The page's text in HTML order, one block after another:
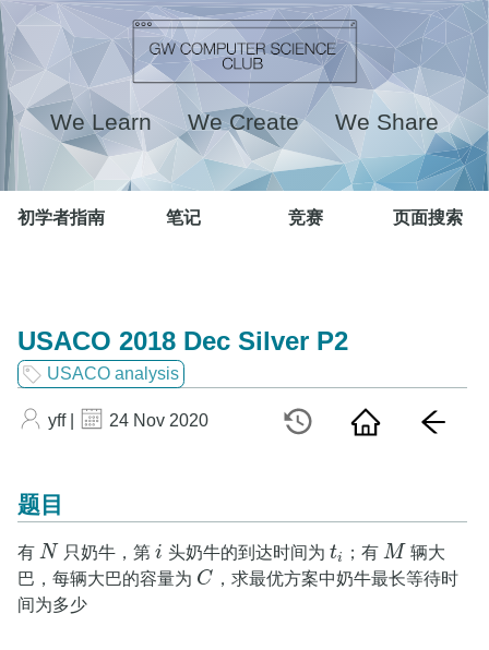
We Learn We Create We Share
初学者指南 笔记 竞赛 页面搜索
USACO 2018 Dec Silver P2
USACO analysis
yff | 24 Nov 2020
题目
有 N
N 只奶牛，第i
i 头奶牛的到达时间为 ti
ti ；有 M
M
辆大
巴，每辆大巴的容量为 C
C
，求最优方案中奶牛最长等待时
间为多少